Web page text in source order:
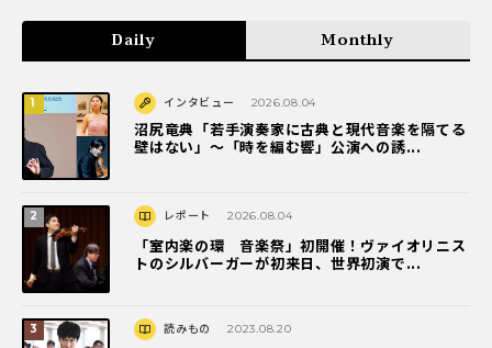
Daily Monthly
インタビュー 2026.08.04
沼尻竜典「若手演奏家に古典と現代音楽を隔てる
壁はない」～「時を編む響」公演への誘...
レポート 2026.08.04
「室内楽の環 音楽祭」初開催！ヴァイオリニス
トのシルバーガーが初来日、世界初演で...
読みもの 2023.08.20